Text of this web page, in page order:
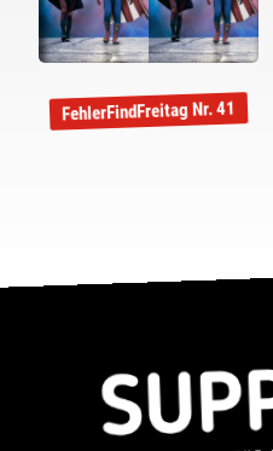
FehlerFindFreitag Nr. 41